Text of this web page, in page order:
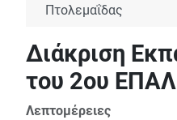
Πτολεμαΐδας
Διάκριση
του 2ου
Λεπτομέρειες